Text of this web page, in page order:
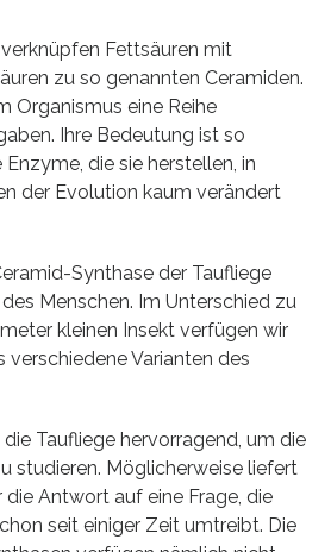
Fettsäuren mit
zu so genannten Ceramiden.
Organismus eine Reihe
Ihre Bedeutung ist so
die sie herstellen, in
der Evolution kaum verändert
Synthase der Taufliege
Menschen. Im Unterschied zu
kleinen Insekt verfügen wir
verschiedene Varianten des
Taufliege hervorragend, um die
studieren. Möglicherweise liefert
Antwort auf eine Frage, die
seit einiger Zeit umtreibt. Die